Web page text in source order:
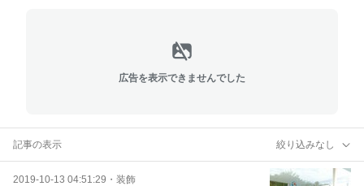
広告を表示できませんでした
記事の表示 絞り込みなし
2019-10-13 04:51:29 ・ 装飾